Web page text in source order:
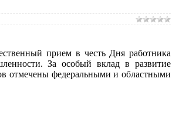
прием в честь Дня работника
За особый вклад в развитие
отмечены федеральными и областными